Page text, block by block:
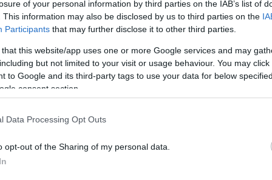
of your personal information by third parties on the IAB’s list of
This information may also be disclosed by us to third parties on the
Participants that may further disclose it to other third parties.
that this website/app uses one or more Google services and may
but not limited to your visit or usage behaviour. You may
to Google and its third-party tags to use your data for below
consent section.
Data Processing Opt Outs
opt-out of the Sharing of my personal data.
06 ΙΟΥΛΊΟΥ 2024
«Εξαιτίας σου, ποίηση,
Εκθεση αφιερωμένη στον